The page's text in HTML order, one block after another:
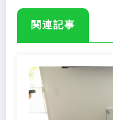
関連記事